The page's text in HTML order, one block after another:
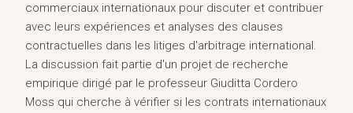
commerciaux internationaux pour discuter et contribuer
avec leurs expériences et analyses des clauses
contractuelles dans les litiges d'arbitrage international.
La discussion fait partie d'un projet de recherche
empirique dirigé par le professeur Giuditta Cordero
Moss qui cherche à vérifier si les contrats internationaux